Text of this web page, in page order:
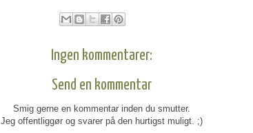
Ingen kommentarer:
Send en kommentar
Smig gerne en kommentar inden du smutter.
Jeg offentliggør og svarer på den hurtigst muligt. ;)